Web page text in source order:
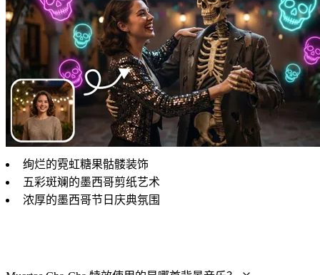
绚烂的霓虹糖果骷髅装饰
五彩斑斓的墨西哥剪纸艺术
浓厚的墨西哥节日庆典氛围